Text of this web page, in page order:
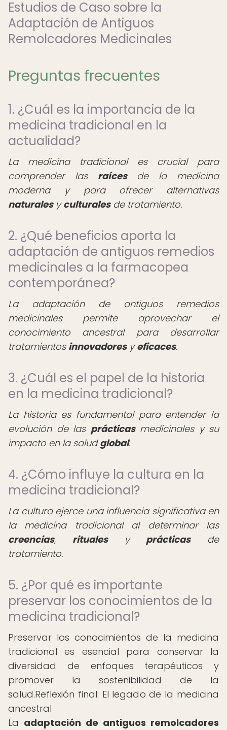
Estudios de Caso sobre la
Adaptación de Antiguos
Remolcadores Medicinales
Preguntas frecuentes
1. ¿Cuál es la importancia de la
medicina tradicional en la
actualidad?
La medicina tradicional es crucial para
comprender las raícesde la medicina
moderna y para ofrecer alternativas
naturalesyculturalesde tratamiento.
2. ¿Qué beneficios aporta la
adaptación de antiguos remedios
medicinales a la farmacopea
contemporánea?
La adaptación de antiguos remedios
medicinales permite aprovechar el
conocimiento ancestral para desarrollar
tratamientos innovadoresyeficaces.
3. ¿Cuál es el papel de la historia
en la medicina tradicional?
La historia es fundamental para entender la
evolución de las prácticasmedicinales y su
impacto en la saludglobal.
4. ¿Cómo influye la cultura en la
medicina tradicional?
La cultura ejerce una influencia significativa en
la medicina tradicional al determinar las
creencias, ritualesy prácticasde
tratamiento.
5. ¿Por qué es importante
preservar los conocimientos de la
medicina tradicional?
Preservar los conocimientos de la medicina
tradicional es esencial para conservar la
diversidad de enfoques terapéuticos y
promover la sostenibilidad de la
salud.Reflexión final: El legado de la medicina
ancestral
La adaptación de antiguos remolcadores